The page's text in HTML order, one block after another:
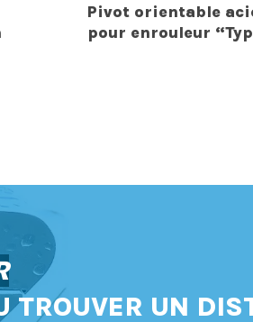
Pivot orientable
pour enrouleur
TROUVER UN